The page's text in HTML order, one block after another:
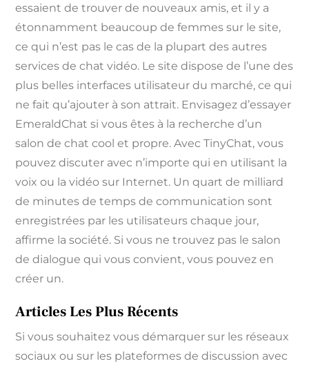
essaient de trouver de nouveaux amis, et il y a
étonnamment beaucoup de femmes sur le site,
ce qui n’est pas le cas de la plupart des autres
services de chat vidéo. Le site dispose de l’une des
plus belles interfaces utilisateur du marché, ce qui
ne fait qu’ajouter à son attrait. Envisagez d’essayer
EmeraldChat si vous êtes à la recherche d’un
salon de chat cool et propre. Avec TinyChat, vous
pouvez discuter avec n’importe qui en utilisant la
voix ou la vidéo sur Internet. Un quart de milliard
de minutes de temps de communication sont
enregistrées par les utilisateurs chaque jour,
affirme la société. Si vous ne trouvez pas le salon
de dialogue qui vous convient, vous pouvez en
créer un.
Articles Les Plus Récents
Si vous souhaitez vous démarquer sur les réseaux
sociaux ou sur les plateformes de discussion avec